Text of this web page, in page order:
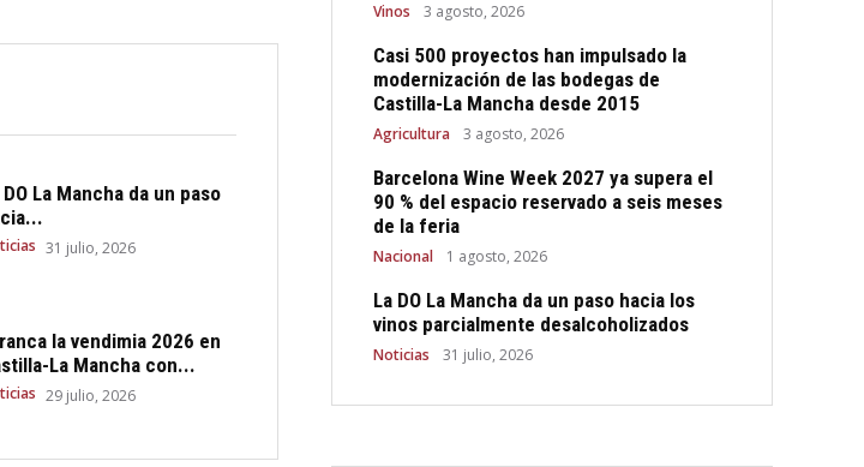
DO La Mancha da un paso
31 julio, 2026
la vendimia 2026 en
La Mancha con...
29 julio, 2026
Vinos 3 agosto, 2026
Casi 500 proyectos han impulsado la
modernización de las bodegas de
Castilla-La Mancha desde 2015
Agricultura 3 agosto, 2026
Barcelona Wine Week 2027 ya supera el
90 % del espacio reservado a seis meses
de la feria
Nacional 1 agosto, 2026
La DO La Mancha da un paso hacia los
vinos parcialmente desalcoholizados
Noticias 31 julio, 2026